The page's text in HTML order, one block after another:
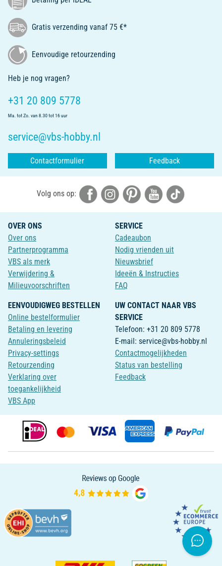
Gratis verzending vanaf 75 €*
Eenvoudige retourzending
Heb je nog vragen?
+31 20 809 5778
Ma. tot Zo. van 8.30 tot 16 uur
service@vbs-hobby.nl
Contactformulier Feedback
Volg ons op:
OVER ONS
Over ons
Partnerprogramma
VBS als merk
Verwijdering &
Milieuvoorschriften
SERVICE
Cadeaubon
Nodig vrienden uit
Nieuwsbrief
Ideeën & Instructies
FAQ
EENVOUDIGWEG BESTELLEN
Online bestelformulier
Betaling en levering
Annuleringsbeleid
Privacy-settings
Retourzending
Verklaring over
toegankelijkheid
VBS App
UW CONTACT NAAR VBS
SERVICE
Telefoon: +31 20 809 5778
E-mail: service@vbs-hobby.nl
Contactmogelijkheden
Status van bestelling
Feedback